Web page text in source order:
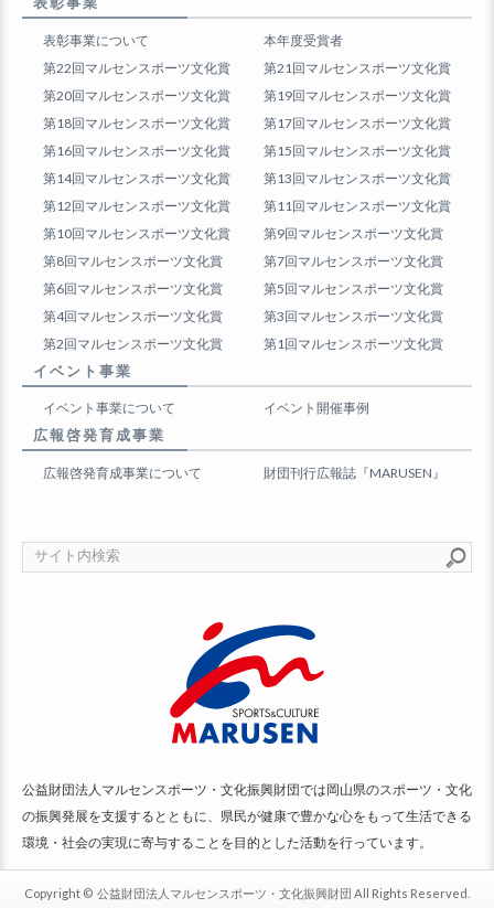
表彰事業について
本年度受賞者
第22回マルセンスポーツ文化賞
第21回マルセンスポーツ文化賞
第20回マルセンスポーツ文化賞
第19回マルセンスポーツ文化賞
第18回マルセンスポーツ文化賞
第17回マルセンスポーツ文化賞
第16回マルセンスポーツ文化賞
第15回マルセンスポーツ文化賞
第14回マルセンスポーツ文化賞
第13回マルセンスポーツ文化賞
第12回マルセンスポーツ文化賞
第11回マルセンスポーツ文化賞
第10回マルセンスポーツ文化賞
第9回マルセンスポーツ文化賞
第8回マルセンスポーツ文化賞
第7回マルセンスポーツ文化賞
第6回マルセンスポーツ文化賞
第5回マルセンスポーツ文化賞
第4回マルセンスポーツ文化賞
第3回マルセンスポーツ文化賞
第2回マルセンスポーツ文化賞
第1回マルセンスポーツ文化賞
イベント事業
イベント事業について イベント開催事例
広報啓発育成事業
広報啓発育成事業について 財団刊行広報誌『MARUSEN』
公益財団法人マルセンスポーツ・文化振興財団では岡山県のスポーツ・文化
の振興発展を支援するとともに、県民が健康で豊かな心をもって生活できる
環境・社会の実現に寄与することを目的とした活動を行っています。
Copyright © 公益財団法人マルセンスポーツ・文化振興財団 All Rights Reserved.